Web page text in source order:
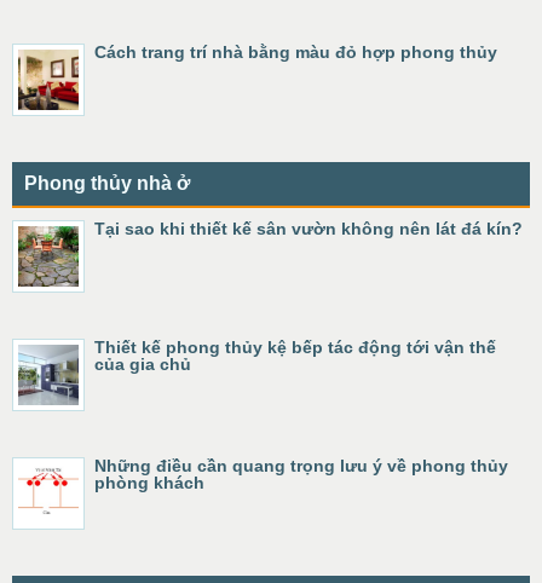
Cách trang trí nhà bằng màu đỏ hợp phong thủy
Phong thủy nhà ở
Tại sao khi thiết kế sân vườn không nên lát đá kín?
Thiết kế phong thủy kệ bếp tác động tới vận thế
của gia chủ
Những điều cần quang trọng lưu ý về phong thủy
phòng khách